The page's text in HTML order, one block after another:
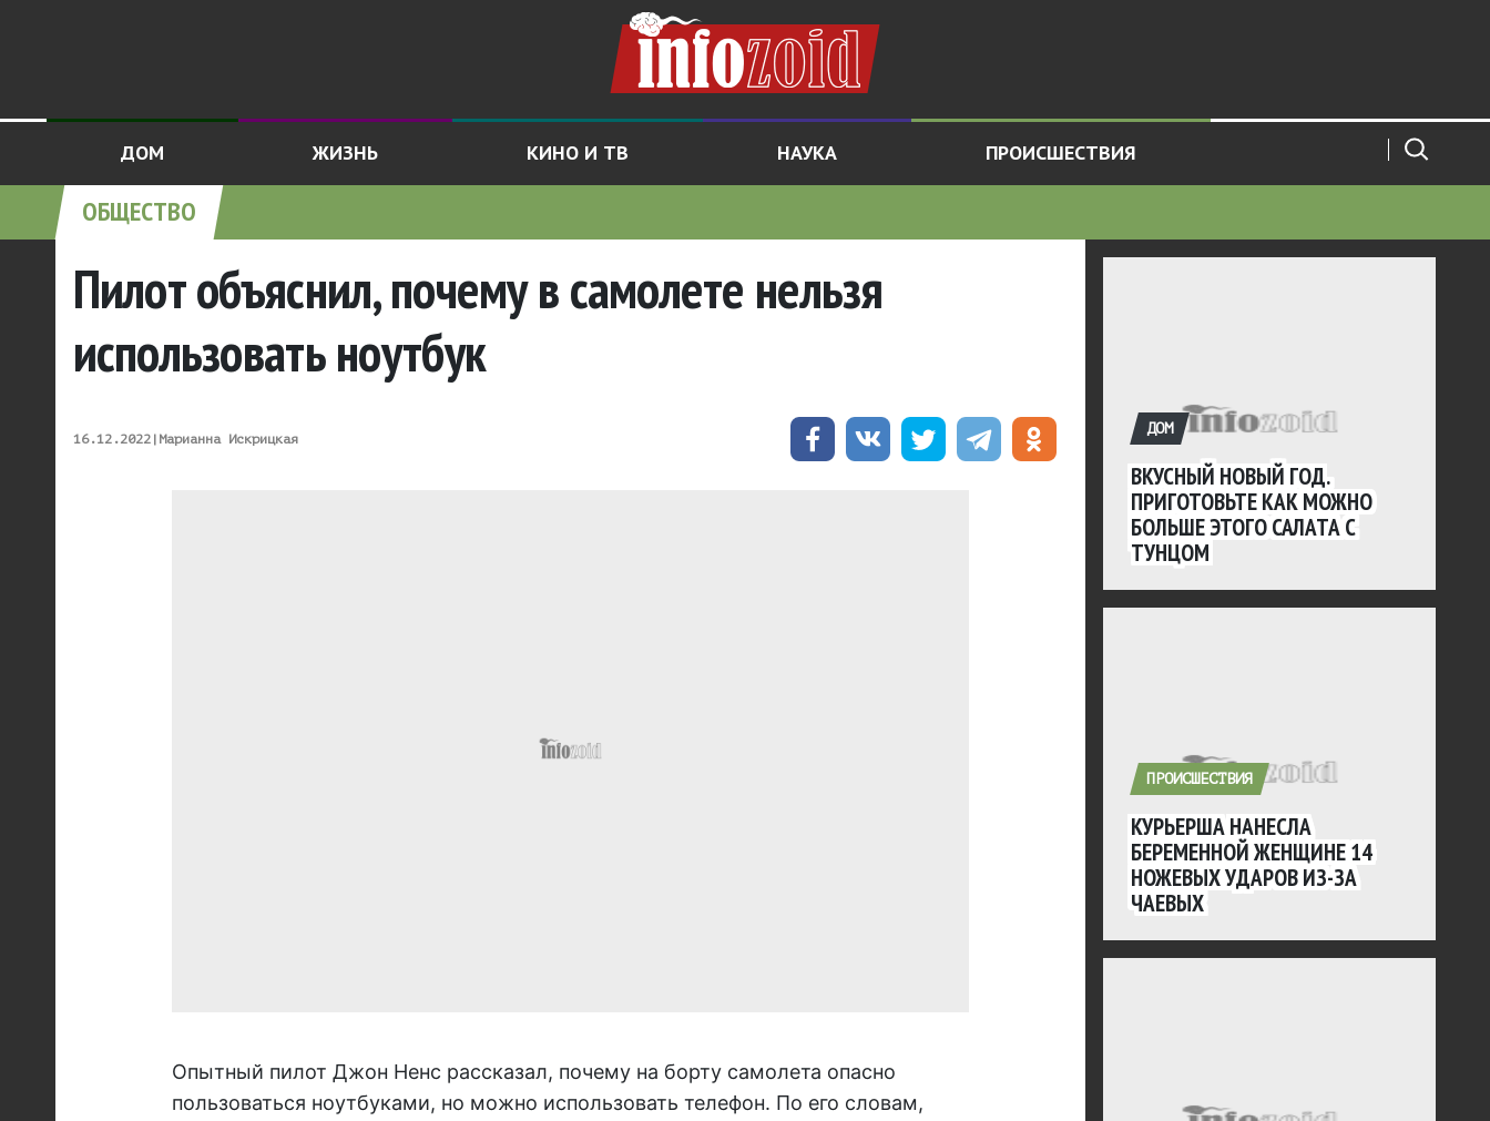
ДОМ ЖИЗНЬ КИНО И ТВ НАУКА ПРОИСШЕСТВИЯ
ОБЩЕСТВО
Пилот объяснил, почему в самолете нельзя
использовать ноутбук
16.12.2022| Марианна Искрицкая
Опытный пилот Джон Ненс рассказал, почему на борту самолета опасно
пользоваться ноутбуками, но можно использовать телефон. По его словам,
ДОМ
ВКУСНЫЙ НОВЫЙ ГОД.
ПРИГОТОВЬТЕ КАК МОЖНО
БОЛЬШЕ ЭТОГО САЛАТА С
ТУНЦОМ
ПРОИСШЕСТВИЯ
КУРЬЕРША НАНЕСЛА
БЕРЕМЕННОЙ ЖЕНЩИНЕ 14
НОЖЕВЫХ УДАРОВ ИЗ-ЗА
ЧАЕВЫХ